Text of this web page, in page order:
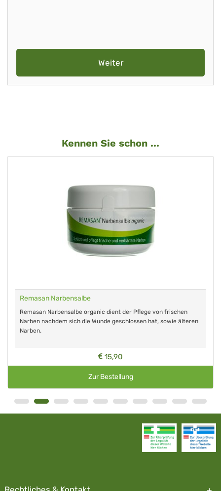
Weiter
Kennen Sie schon ...
Remasan Narbensalbe
Remasan Narbensalbe organic dient der Pflege von frischen
Narben nachdem sich die Wunde geschlossen hat, sowie älteren
Narben.
15,90
Zur Bestellung